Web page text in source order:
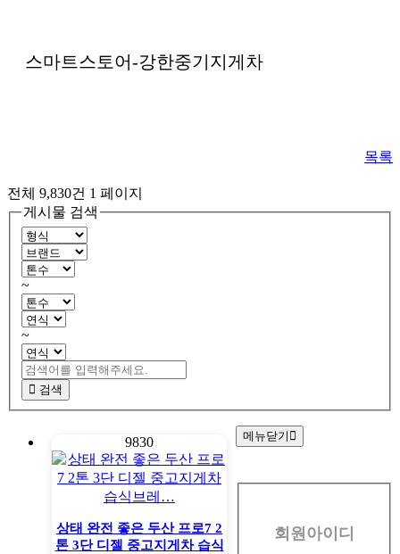
스마트스토어-강한중기지게차
목록
전체 9,830건 1 페이지
게시물 검색
~
~
검색
9830
상태 완전 좋은 두산 프로7 2
톤 3단 디젤 중고지게차 습식
메뉴닫기
회
회원아이디